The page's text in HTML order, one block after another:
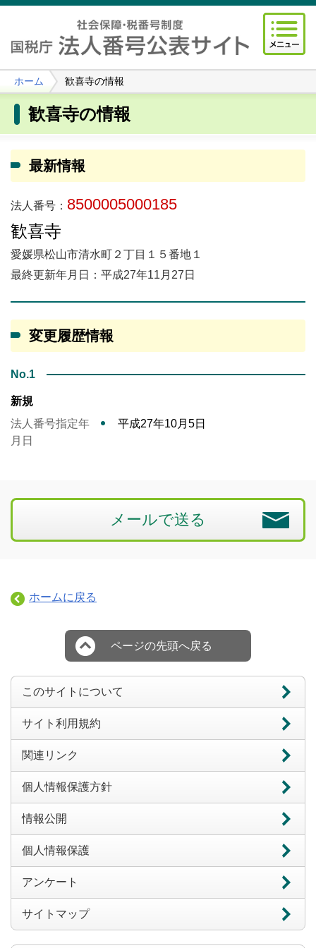
ホーム 歓喜寺の情報
歓喜寺の情報
最新情報
法人番号： 8500005000185
歓喜寺
愛媛県松山市清水町２丁目１５番地１
最終更新年月日：平成27年11月27日
変更履歴情報
No.1
新規
法人番号指定年
月日
平成27年10月5日
メールで送る
ホームに戻る
ページの先頭へ戻る
このサイトについて
サイト利用規約
関連リンク
個人情報保護方針
情報公開
個人情報保護
アンケート
サイトマップ